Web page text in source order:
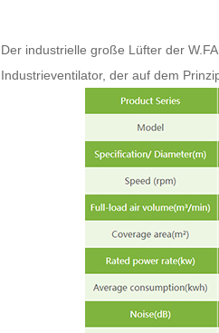
Der industrielle große Lüfter der
Industrieventilator, der auf dem